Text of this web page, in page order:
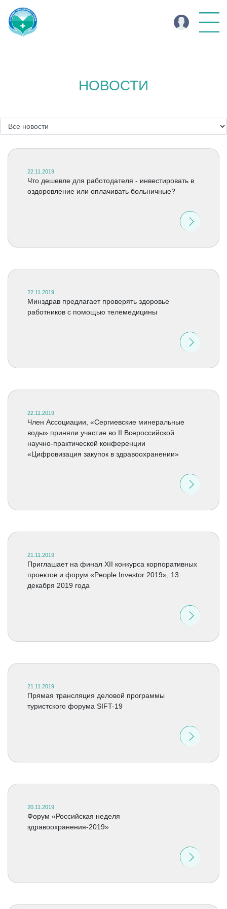
НОВОСТИ
22.11.2019
Что дешевле для работодателя - инвестировать в
оздоровление или оплачивать больничные?
22.11.2019
Минздрав предлагает проверять здоровье
работников с помощью телемедицины
22.11.2019
Член Ассоциации, «Сергиевские минеральные
воды» приняли участие во II Всероссийской
научно-практической конференции
«Цифровизация закупок в здравоохранении»
21.11.2019
Приглашает на финал XII конкурса корпоративных
проектов и форум «People Investor 2019», 13
декабря 2019 года
21.11.2019
Прямая трансляция деловой программы
туристского форума SIFT-19
20.11.2019
Форум «Российская неделя
здравоохранения-2019»